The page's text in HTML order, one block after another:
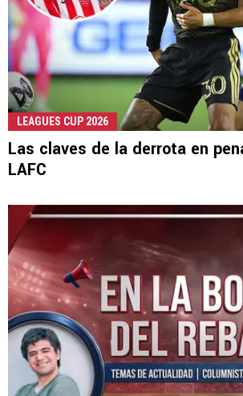
LEAGUES CUP 2026
Las claves de la derrota en
LAFC